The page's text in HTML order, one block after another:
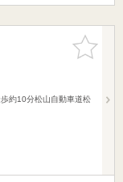
お気に入
りに追加
約10分松山自動車道松